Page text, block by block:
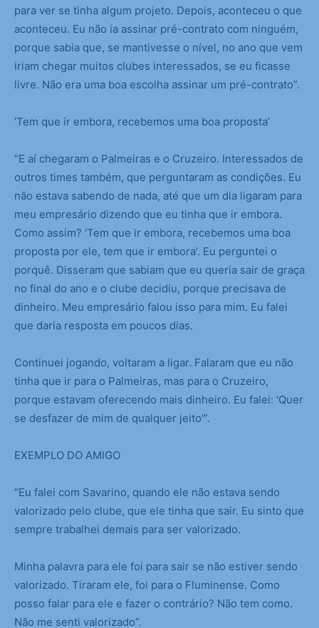
para ver se tinha algum projeto. Depois, aconteceu o que
aconteceu. Eu não ia assinar pré-contrato com ninguém,
porque sabia que, se mantivesse o nível, no ano que vem
iriam chegar muitos clubes interessados, se eu ficasse
livre. Não era uma boa escolha assinar um pré-contrato”.
‘Tem que ir embora, recebemos uma boa proposta’
“E aí chegaram o Palmeiras e o Cruzeiro. Interessados de
outros times também, que perguntaram as condições. Eu
não estava sabendo de nada, até que um dia ligaram para
meu empresário dizendo que eu tinha que ir embora.
Como assim? ‘Tem que ir embora, recebemos uma boa
proposta por ele, tem que ir embora’. Eu perguntei o
porquê. Disseram que sabiam que eu queria sair de graça
no final do ano e o clube decidiu, porque precisava de
dinheiro. Meu empresário falou isso para mim. Eu falei
que daria resposta em poucos dias.
Continuei jogando, voltaram a ligar. Falaram que eu não
tinha que ir para o Palmeiras, mas para o Cruzeiro,
porque estavam oferecendo mais dinheiro. Eu falei: ‘Quer
se desfazer de mim de qualquer jeito'”.
EXEMPLO DO AMIGO
“Eu falei com Savarino, quando ele não estava sendo
valorizado pelo clube, que ele tinha que sair. Eu sinto que
sempre trabalhei demais para ser valorizado.
Minha palavra para ele foi para sair se não estiver sendo
valorizado. Tiraram ele, foi para o Fluminense. Como
posso falar para ele e fazer o contrário? Não tem como.
Não me senti valorizado”.